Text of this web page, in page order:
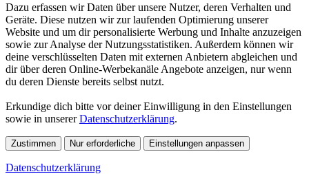
Dazu erfassen wir Daten über unsere Nutzer, deren Verhalten und
Geräte. Diese nutzen wir zur laufenden Optimierung unserer
Website und um dir personalisierte Werbung und Inhalte anzuzeigen
sowie zur Analyse der Nutzungsstatistiken. Außerdem können wir
deine verschlüsselten Daten mit externen Anbietern abgleichen und
dir über deren Online-Werbekanäle Angebote anzeigen, nur wenn
du deren Dienste bereits selbst nutzt.
Erkundige dich bitte vor deiner Einwilligung in den Einstellungen
sowie in unsererDatenschutzerklärung.
Zustimmen Nur erforderliche Einstellungen anpassen
Datenschutzerklärung